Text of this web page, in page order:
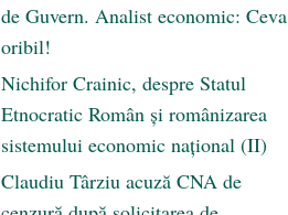
de Guvern. Analist economic: Ceva
oribil!
Nichifor Crainic, despre Statul
Etnocratic Român şi românizarea
sistemului economic naţional (II)
Claudiu Târziu acuză CNA de